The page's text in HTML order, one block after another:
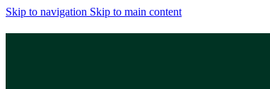
Skip to navigation Skip to main content